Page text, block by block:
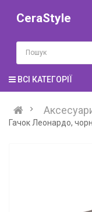
CeraStyle
ВСІ КАТЕГОРІЇ
Гачок Леонардо,